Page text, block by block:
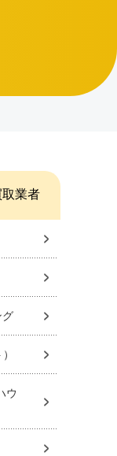
業者
グ
ウ